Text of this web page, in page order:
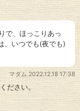
で、ほっこりあっ
、いつでも(夜でも)
マダム 2022.12.18 17:38
ださい。